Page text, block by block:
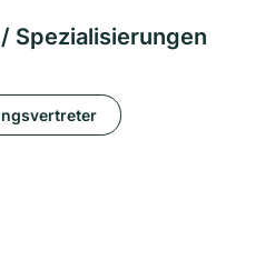
Spezialisierungen